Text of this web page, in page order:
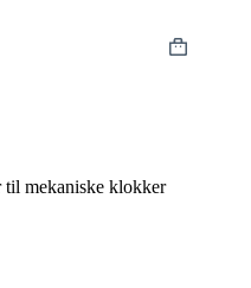
til mekaniske klokker